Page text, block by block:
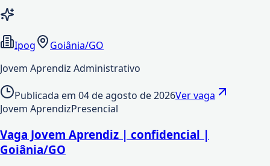
Ipog
Goiânia/GO
Jovem Aprendiz Administrativo
Publicada em 04 de agosto de 2026Ver vaga
Jovem AprendizPresencial
Vaga Jovem Aprendiz | confidencial |
Goiânia/GO